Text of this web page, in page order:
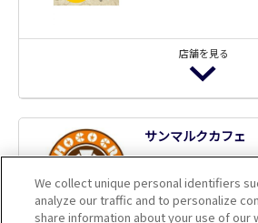
店舗を見る
魚民 諫早駅前店
飲食代10％割引
ログインのうえ
用にはJAFアプ
です。
サンマルクカフェ
2
We collect unique personal identifiers
analyze our traffic and to personalize
share information about your use of our